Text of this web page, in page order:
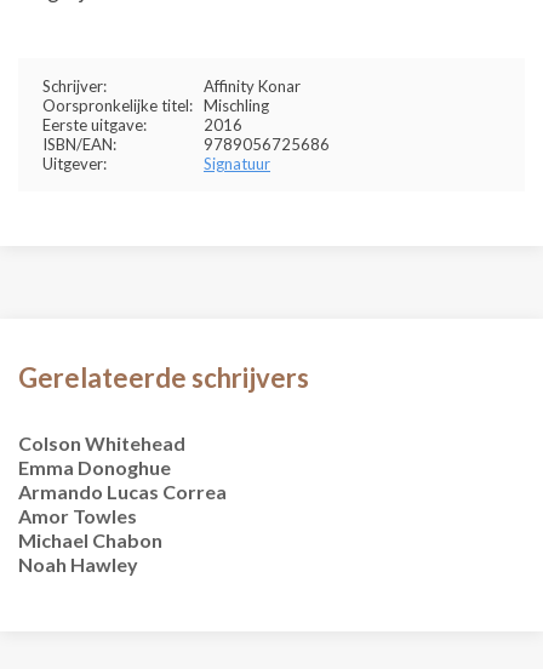
Schrijver:
Affinity Konar
Oorspronkelijke titel: Mischling
Eerste uitgave:
2016
ISBN/EAN:
9789056725686
Uitgever:
Signatuur
Gerelateerde schrijvers
Colson Whitehead
Emma Donoghue
Armando Lucas Correa
Amor Towles
Michael Chabon
Noah Hawley